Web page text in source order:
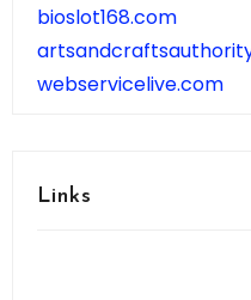
bioslot168.com
webservicelive.com
Links